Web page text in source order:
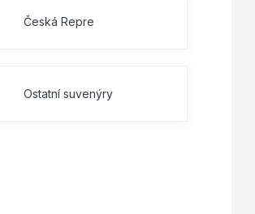
Česká Repre
Ostatní suvenýry